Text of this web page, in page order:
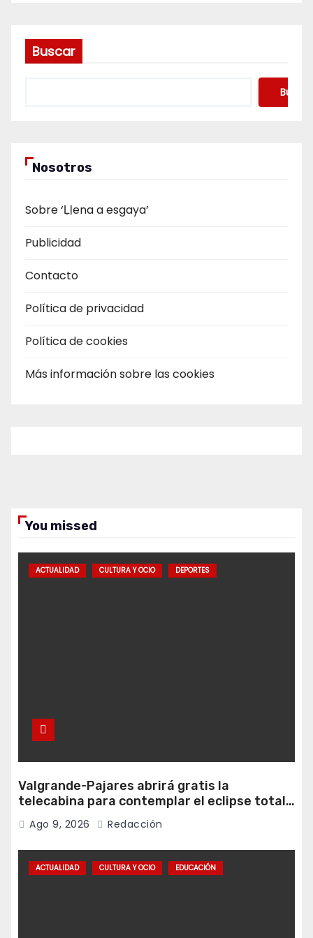
Buscar
Buscar
Nosotros
Sobre ‘Ḷḷena a esgaya’
Publicidad
Contacto
Política de privacidad
Política de cookies
Más información sobre las cookies
You missed
ACTUALIDAD CULTURA Y OCIO DEPORTES
Valgrande-Pajares abrirá gratis la
telecabina para contemplar el eclipse total
desde Cuitunigru
Ago 9, 2026 Redacción
ACTUALIDAD CULTURA Y OCIO EDUCACIÓN